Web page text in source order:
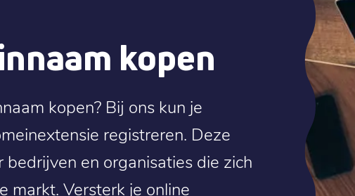
kopen
kopen? Bij ons kun je
registreren. Deze
en organisaties die zich
markt. Versterk je online